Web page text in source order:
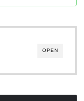
OPEN